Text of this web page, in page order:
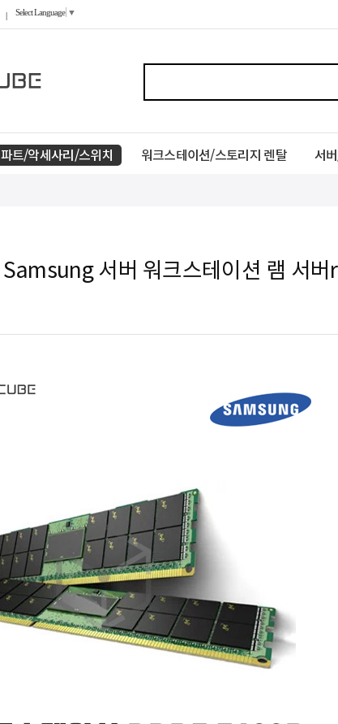
| Select Language ▼
파트/악세사리/스위치 워크스테이션/스토리지 렌탈 서
Samsung 서버 워크스테이션 램 서